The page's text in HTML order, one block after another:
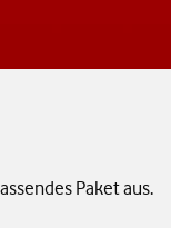
Paket aus.